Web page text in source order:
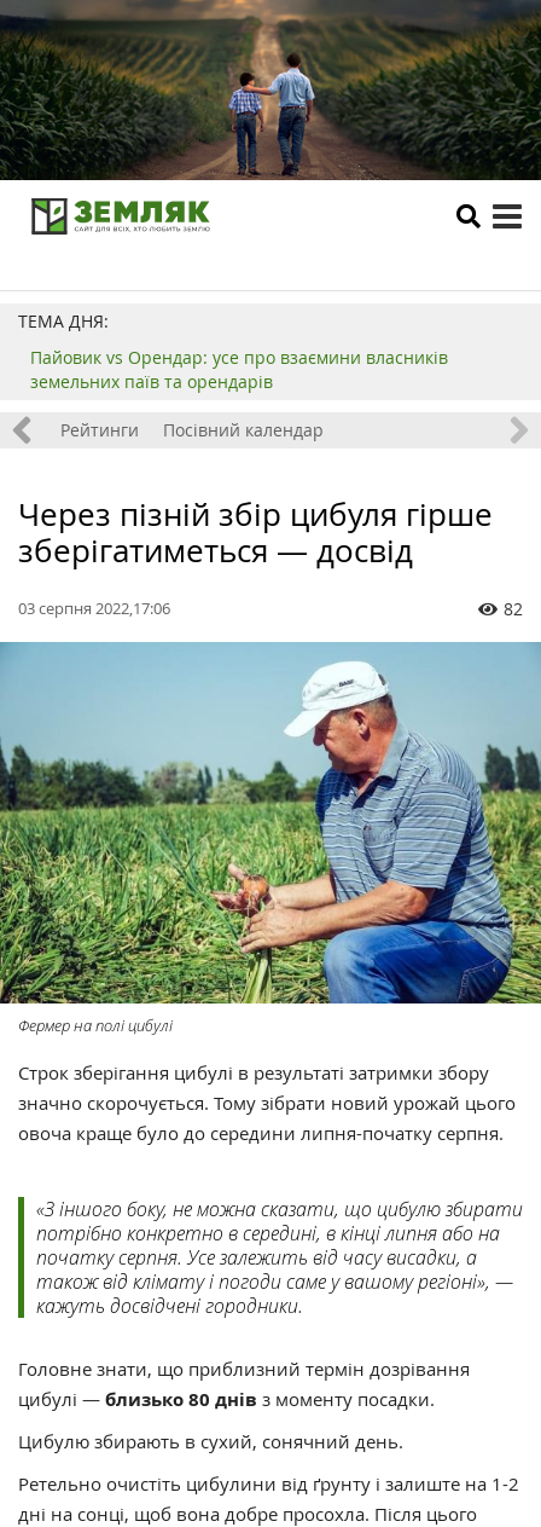
ТЕМА ДНЯ:
Пайовик vs Орендар: усе про взаємини власників
земельних паїв та орендарів
Рейтинги Посівний календар
Через пізній збір цибуля гірше
зберігатиметься — досвід
03 серпня 2022,17:06 82
Фермер на полі цибулі
Строк зберігання цибулі в результаті затримки збору
значно скорочується. Тому зібрати новий урожай цього
овоча краще було до середини липня-початку серпня.
«З іншого боку, не можна сказати, що цибулю збирати
потрібно конкретно в середині, в кінці липня або на
початку серпня. Усе залежить від часу висадки, а
також від клімату і погоди саме у вашому регіоні», —
кажуть досвідчені городники.
Головне знати, що приблизний термін дозрівання
цибулі — близько 80 днів з моменту посадки.
Цибулю збирають в сухий, сонячний день.
Ретельно очистіть цибулини від ґрунту і залиште на 1-2
дні на сонці, щоб вона добре просохла. Після цього